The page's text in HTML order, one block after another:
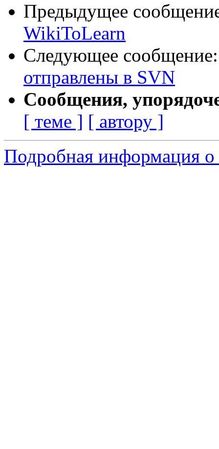
Предыдущее
WikiToLearn
Следующее
отправлены в SVN
Сообщения,
[ теме ] [ автору ]
Подробная информация о